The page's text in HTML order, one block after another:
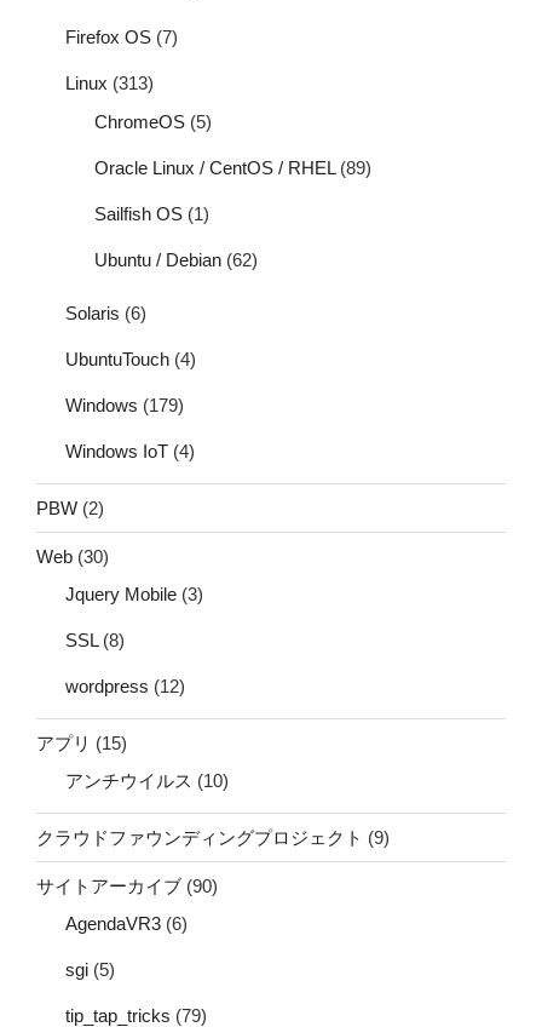
Firefox OS (7)
Linux (313)
ChromeOS (5)
Oracle Linux / CentOS / RHEL(89)
Sailfish OS (1)
Ubuntu / Debian (62)
Solaris (6)
UbuntuTouch (4)
Windows (179)
Windows IoT (4)
PBW (2)
Web (30)
Jquery Mobile (3)
SSL(8)
wordpress (12)
アプリ (15)
アンチウイルス (10)
クラウドファウンディングプロジェクト (9)
サイトアーカイブ (90)
AgendaVR3 (6)
sgi (5)
tip_tap_tricks (79)